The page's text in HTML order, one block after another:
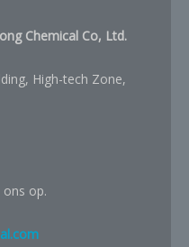
Chemical Co, Ltd.
High-tech Zone,
op.